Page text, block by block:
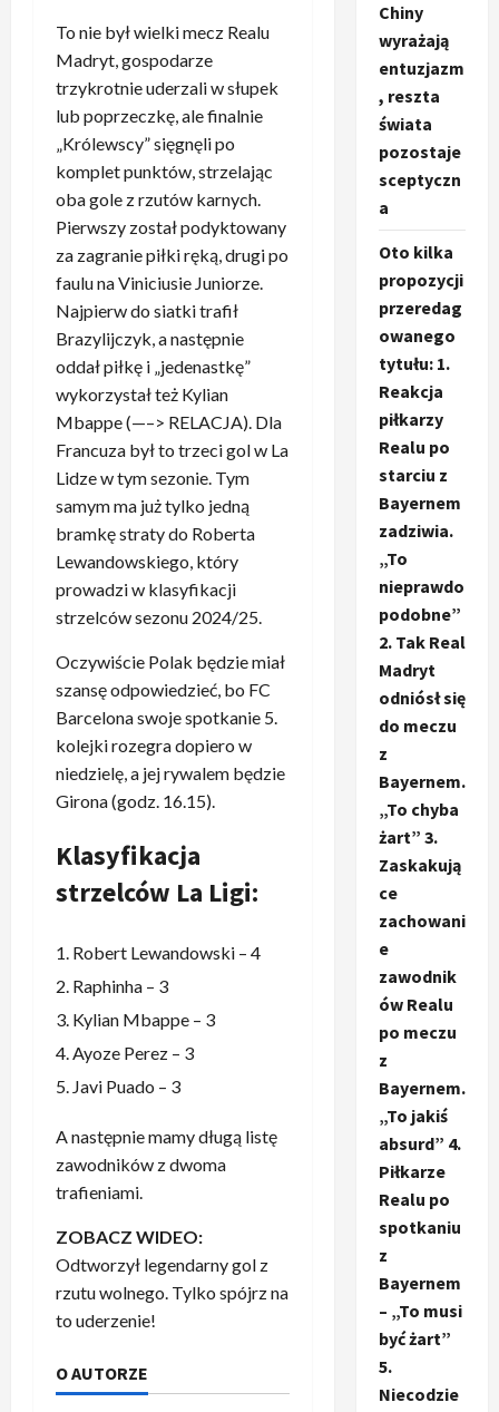
To nie był wielki mecz Realu
Madryt, gospodarze
trzykrotnie uderzali w słupek
lub poprzeczkę, ale finalnie
„Królewscy” sięgnęli po
komplet punktów, strzelając
oba gole z rzutów karnych.
Pierwszy został podyktowany
za zagranie piłki ręką, drugi po
faulu na Viniciusie Juniorze.
Najpierw do siatki trafił
Brazylijczyk, a następnie
oddał piłkę i „jedenastkę”
wykorzystał też Kylian
Mbappe (—–> RELACJA). Dla
Francuza był to trzeci gol w La
Lidze w tym sezonie. Tym
samym ma już tylko jedną
bramkę straty do Roberta
Lewandowskiego, który
prowadzi w klasyfikacji
strzelców sezonu 2024/25.
Oczywiście Polak będzie miał
szansę odpowiedzieć, bo FC
Barcelona swoje spotkanie 5.
kolejki rozegra dopiero w
niedzielę, a jej rywalem będzie
Girona (godz. 16.15).
Klasyfikacja
strzelców La Ligi:
Robert Lewandowski – 4
Raphinha – 3
Kylian Mbappe – 3
Ayoze Perez – 3
Javi Puado – 3
A następnie mamy długą listę
zawodników z dwoma
trafieniami.
ZOBACZ WIDEO:
Odtworzył legendarny gol z
rzutu wolnego. Tylko spójrz na
to uderzenie!
O AUTORZE
Chiny
wyrażają
entuzjazm
, reszta
świata
pozostaje
sceptyczn
a
Oto kilka
propozycji
przeredag
owanego
tytułu: 1.
Reakcja
piłkarzy
Realu po
starciu z
Bayernem
zadziwia.
„To
nieprawdo
podobne”
2. Tak Real
Madryt
odniósł się
do meczu
z
Bayernem.
„To chyba
żart” 3.
Zaskakują
ce
zachowani
e
zawodnik
ów Realu
po meczu
z
Bayernem.
„To jakiś
absurd” 4.
Piłkarze
Realu po
spotkaniu
z
Bayernem
– „To musi
być żart”
5.
Niecodzie